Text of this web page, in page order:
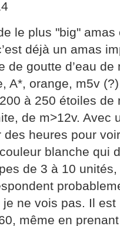
le plus "big"
déjà un amas
de goutte d’eau
A*, orange, m5v
à 250 étoiles de
de m>12v. Avec
heures pour
blanche qui
de 3 à 10
ne vois pas. Il
même en